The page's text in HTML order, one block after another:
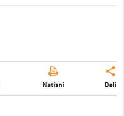
Natisni Deli